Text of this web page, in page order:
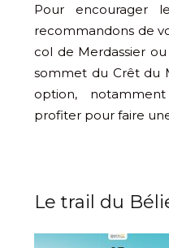
Pour encourager
recommandons de
col de Merdassier
sommet du Crêt du
option,
profiter pour faire
Le trail du